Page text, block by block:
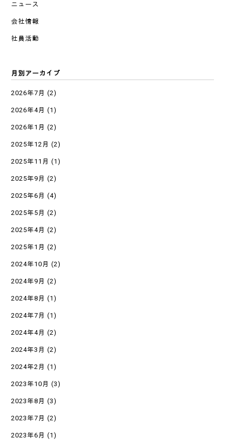
ニュース
会社情報
社員活動
月別アーカイブ
2026年7月 (2)
2026年4月 (1)
2026年1月 (2)
2025年12月 (2)
2025年11月 (1)
2025年9月 (2)
2025年6月 (4)
2025年5月 (2)
2025年4月 (2)
2025年1月 (2)
2024年10月 (2)
2024年9月 (2)
2024年8月 (1)
2024年7月 (1)
2024年4月 (2)
2024年3月 (2)
2024年2月 (1)
2023年10月 (3)
2023年8月 (3)
2023年7月 (2)
2023年6月 (1)